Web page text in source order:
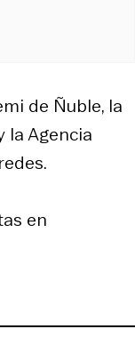
de Ñuble, la
la Agencia
en